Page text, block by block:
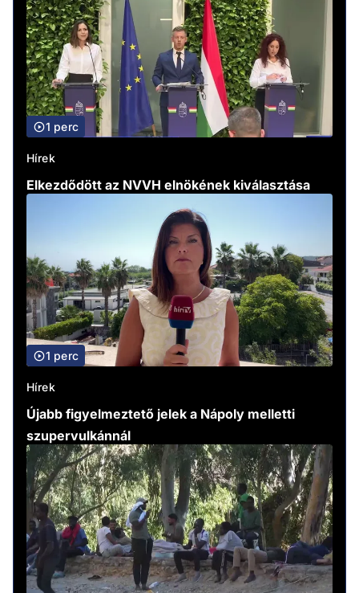
1 perc
Hírek
Elkezdődött az NVVH elnökének kiválasztása
1 perc
Hírek
Újabb figyelmeztető jelek a Nápoly melletti
szupervulkánnál